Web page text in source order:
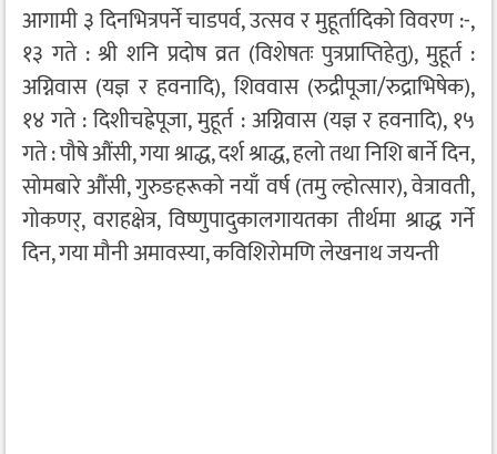
आगामी ३ दिनभित्रपर्ने चाडपर्व, उत्सव र मुहूर्तादिको विवरण :-,
१३ गते : श्री शनि प्रदोष व्रत (विशेषतः पुत्रप्राप्तिहेतु), मुहूर्त :
अग्निवास (यज्ञ र हवनादि), शिववास (रुद्रीपूजा/रुद्राभिषेक),
१४ गते : दिशीचह्रेपूजा, मुहूर्त : अग्निवास (यज्ञ र हवनादि), १५
गते : पौषे औंसी, गया श्राद्ध, दर्श श्राद्ध, हलो तथा निशि बार्ने दिन,
सोमबारे औंसी, गुरुङहरूको नयाँ वर्ष (तमु ल्होत्सार), वेत्रावती,
गोकणर्, वराहक्षेत्र, विष्णुपादुकालगायतका तीर्थमा श्राद्ध गर्ने
दिन, गया मौनी अमावस्या, कविशिरोमणि लेखनाथ जयन्ती